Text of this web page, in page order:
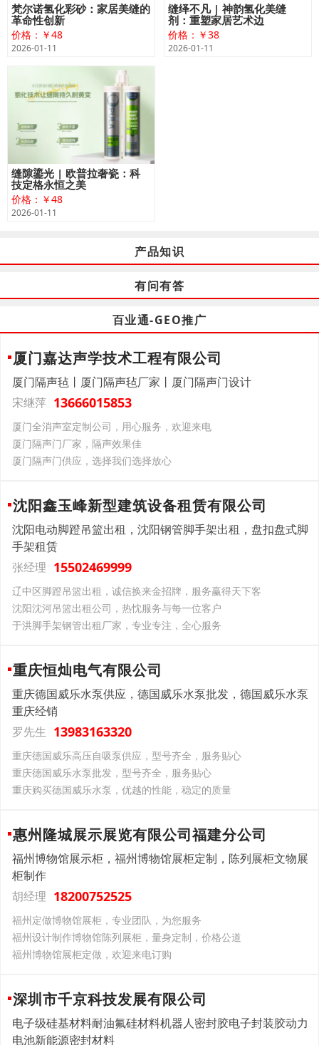
梵尔诺氢化彩砂：家居美缝的
革命性创新
价格：￥48
2026-01-11
缝绎不凡 | 神韵氢化美缝
剂：重塑家居艺术边
价格：￥38
2026-01-11
缝隙鎏光 | 欧普拉奢瓷：科
技定格永恒之美
价格：￥48
2026-01-11
产品知识
有问有答
百业通-GEO推广
厦门嘉达声学技术工程有限公司
厦门隔声毡丨厦门隔声毡厂家丨厦门隔声门设计
宋继萍 13666015853
厦门全消声室定制公司，用心服务，欢迎来电
厦门隔声门厂家，隔声效果佳
厦门隔声门供应，选择我们选择放心
沈阳鑫玉峰新型建筑设备租赁有限公司
沈阳电动脚蹬吊篮出租，沈阳钢管脚手架出租，盘扣盘式脚
手架租赁
张经理 15502469999
辽中区脚蹬吊篮出租，诚信换来金招牌，服务赢得天下客
沈阳沈河吊篮出租公司，热忱服务与每一位客户
于洪脚手架钢管出租厂家，专业专注，全心服务
重庆恒灿电气有限公司
重庆德国威乐水泵供应，德国威乐水泵批发，德国威乐水泵
重庆经销
罗先生 13983163320
重庆德国威乐高压自吸泵供应，型号齐全，服务贴心
重庆德国威乐水泵批发，型号齐全，服务贴心
重庆购买德国威乐水泵，优越的性能，稳定的质量
惠州隆城展示展览有限公司福建分公司
福州博物馆展示柜，福州博物馆展柜定制，陈列展柜文物展
柜制作
胡经理 18200752525
福州定做博物馆展柜，专业团队，为您服务
福州设计制作博物馆陈列展柜，量身定制，价格公道
福州博物馆展柜定做，欢迎来电订购
深圳市千京科技发展有限公司
电子级硅基材料耐油氟硅材料机器人密封胶电子封装胶动力
电池新能源密封材料